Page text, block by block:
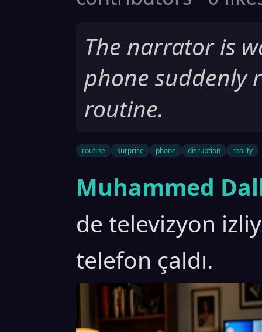
The narrator is
phone suddenly
routine.
routine surprise phone disruption reality
Muhammed
de televizyon
telefon çaldı.